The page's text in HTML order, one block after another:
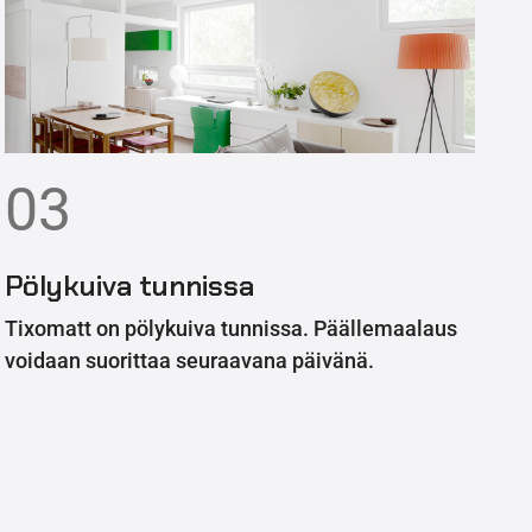
03
Pölykuiva tunnissa
Tixomatt on pölykuiva tunnissa. Päällemaalaus
voidaan suorittaa seuraavana päivänä.